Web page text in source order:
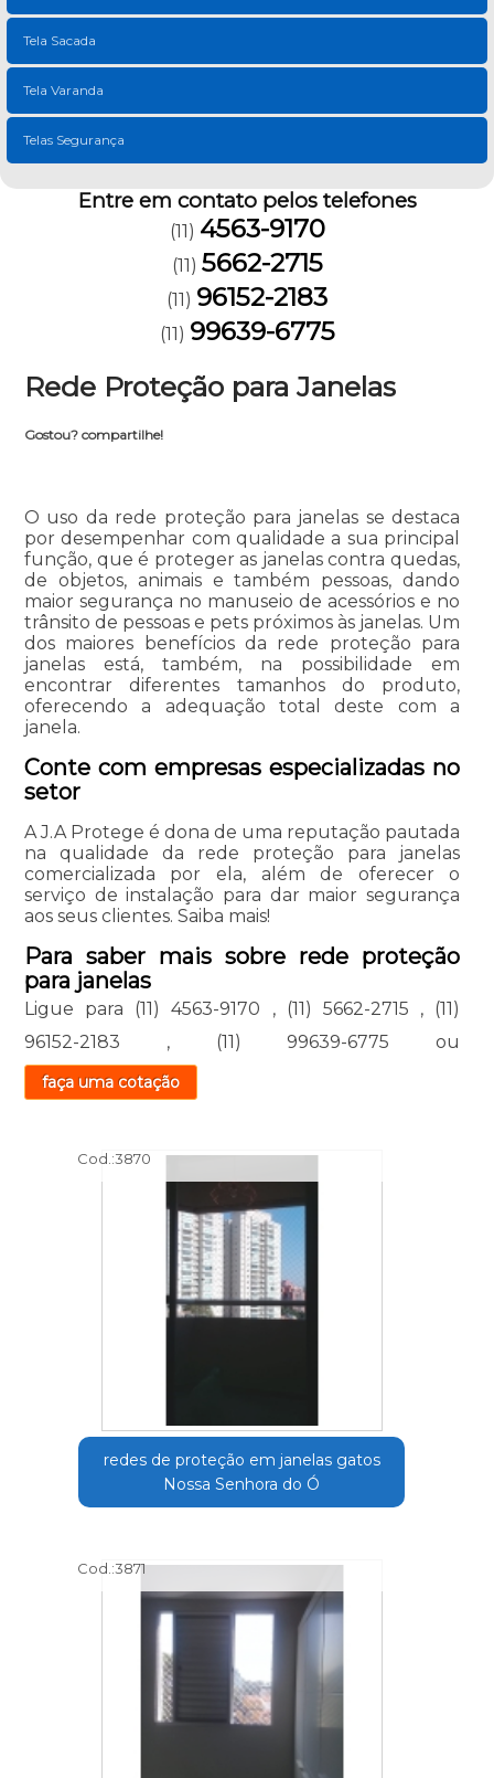
Tela Sacada
Tela Varanda
Telas Segurança
Entre em contato pelos telefones
(11) 4563-9170
(11) 5662-2715
(11) 96152-2183
(11) 99639-6775
Rede Proteção para Janelas
Gostou? compartilhe!
O uso da rede proteção para janelas se destaca
por desempenhar com qualidade a sua principal
função, que é proteger as janelas contra quedas,
de objetos, animais e também pessoas, dando
maior segurança no manuseio de acessórios e no
trânsito de pessoas e pets próximos às janelas. Um
dos maiores benefícios da rede proteção para
janelas está, também, na possibilidade em
encontrar diferentes tamanhos do produto,
oferecendo a adequação total deste com a
janela.
Conte com empresas especializadas no
setor
A J.A Protege é dona de uma reputação pautada
na qualidade da rede proteção para janelas
comercializada por ela, além de oferecer o
serviço de instalação para dar maior segurança
aos seus clientes. Saiba mais!
Para saber mais sobre rede proteção
para janelas
Ligue para (11) 4563-9170 , (11) 5662-2715 , (11)
96152-2183 , (11) 99639-6775 ou
faça uma cotação
Cod.:3870
redes de proteção em janelas gatos
Nossa Senhora do Ó
Cod.:3871